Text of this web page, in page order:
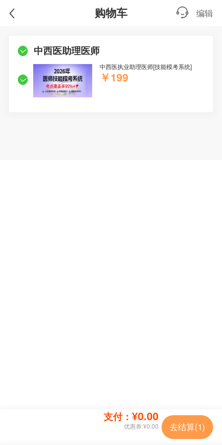
购物车 编辑
中西医助理医师
中西医执业助理医师[技能模考系统]
￥199
支付： ¥0.00
优惠券:¥0.00 去结算(1)